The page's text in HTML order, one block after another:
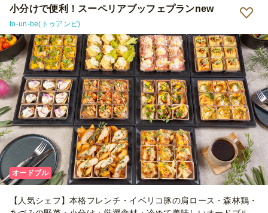
温まります。 お店での食事とまではなかなか難しいですが、時間が
ない時、お店に行けない時のちゃんとした食事には最適です。 他の
種類のお料理も食べてみたいと思いました。
小分けで便利！スーペリアブッフェプランnew
to-un-be(トゥアンビ)
オードブル
【人気シェフ】本格フレンチ・イベリコ豚の肩ロース・森林鶏・